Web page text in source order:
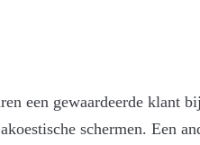
een gewaardeerde klant
schermen. Een